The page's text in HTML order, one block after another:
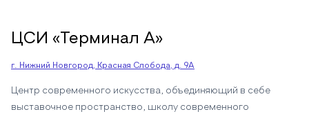
ЦСИ «Терминал А»
г. Нижний Новгород, Красная Слобода, д. 9А
Центр современного искусства, объединяющий в себе
выставочное пространство, школу современного